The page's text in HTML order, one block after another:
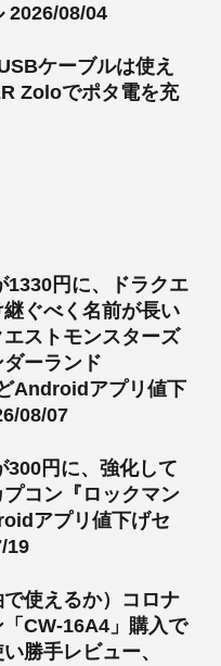
2026/08/04
ケーブルは使え
Zoloでポタ電を充
1330円に、ドラクエ
ぐべく名前が長い
エストモンスターズ
ーランド
Androidアプリ値下
08/07
300円に、強化して
コン『ロックマン
アプリ値下げセ
19
で使えるか）コロナ
CW-16A4」購入で
勝手レビュー、